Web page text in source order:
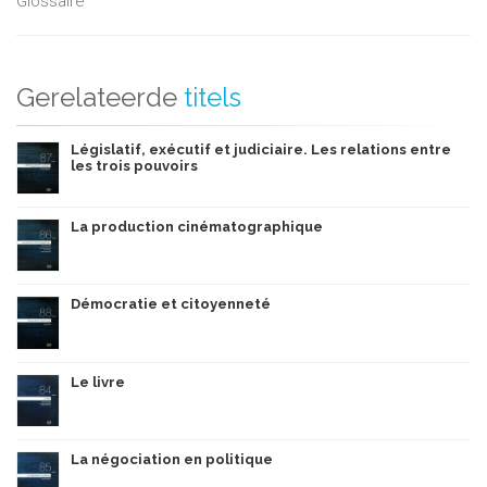
Gerelateerde titels
Législatif, exécutif et judiciaire. Les relations entre
les trois pouvoirs
La production cinématographique
Démocratie et citoyenneté
Le livre
La négociation en politique